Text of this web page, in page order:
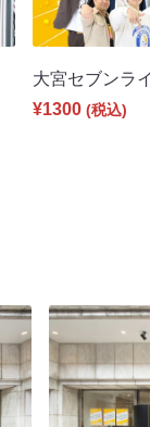
大宮セブンラ
¥1300 (税込)